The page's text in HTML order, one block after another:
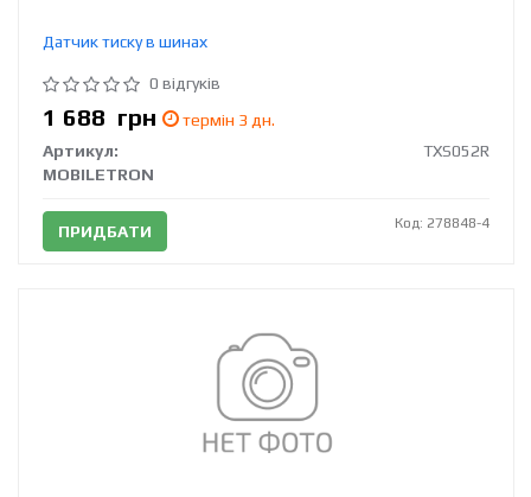
Датчик тиску в шинах
0 відгуків
1 688 грн
термін 3 дн.
Артикул:
TXS052R
MOBILETRON
ПРИДБАТИ Код: 278848-4